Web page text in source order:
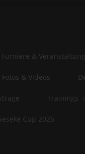
Turniere &
Fotos & Videos
Trainings-
Cup 2026